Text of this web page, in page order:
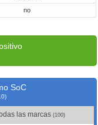
no
SoC
las marcas(100)